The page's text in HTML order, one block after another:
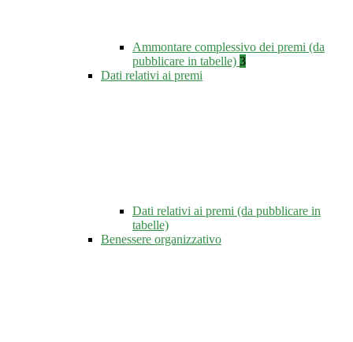
Ammontare complessivo dei premi (da
pubblicare in tabelle) 3
Dati relativi ai premi
Dati relativi ai premi (da pubblicare in
tabelle)
Benessere organizzativo